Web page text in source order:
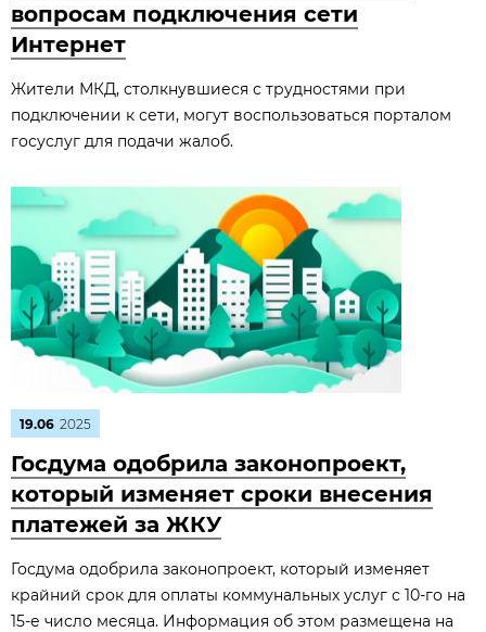
вопросам подключения сети
Интернет
Жители МКД, столкнувшиеся с трудностями при
подключении к сети, могут воспользоваться порталом
госуслуг для подачи жалоб.
19.06 2025
Госдума одобрила законопроект,
который изменяет сроки внесения
платежей за ЖКУ
Госдума одобрила законопроект, который изменяет
крайний срок для оплаты коммунальных услуг с 10-го на
15-е число месяца. Информация об этом размещена на